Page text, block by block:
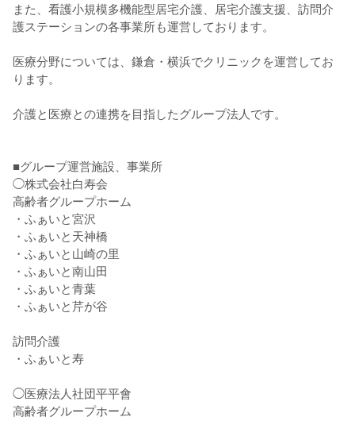
また、看護小規模多機能型居宅介護、居宅介護支援、訪問介
護ステーションの各事業所も運営しております。
医療分野については、鎌倉・横浜でクリニックを運営してお
ります。
介護と医療との連携を目指したグループ法人です。
■グループ運営施設、事業所
◯株式会社白寿会
高齢者グループホーム
・ふぁいと宮沢
・ふぁいと天神橋
・ふぁいと山崎の里
・ふぁいと南山田
・ふぁいと青葉
・ふぁいと芹が谷
訪問介護
・ふぁいと寿
◯医療法人社団平平會
高齢者グループホーム